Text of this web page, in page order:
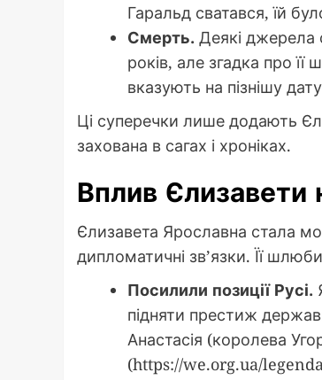
Гаральд сватався, їй
Смерть. Деякі
років, але згадка про
вказують на пізнішу
Ці суперечки лише додають
захована в сагах і хроніках.
Вплив Єлизавети
Єлизавета Ярославна стала
дипломатичні зв’язки. Її
Посилили позиції Русі.
підняти престиж
Анастасія (королева
(https://we.org.ua/